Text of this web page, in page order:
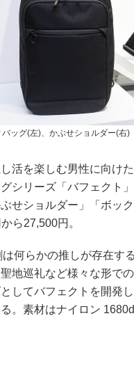
バッグ(左)、かぶせショルダー(右)
活を楽しむ男性に向け
シリーズ「バフェクト
せショルダー」「ボッ
ら27,500円。
何らかの推しが存在す
地巡礼など様々な形で
してバフェクトを開発
。素材はナイロン